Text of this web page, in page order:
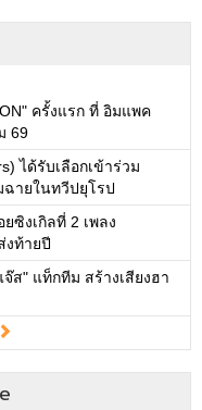
ครั้งแรก ที่ อิมแพค
69
ได้รับเลือกเข้าร่วม
ฉายในทวีปยุโรป
ซิงเกิลที่ 2 เพลง
งท้ายปี
ส" แท็กทีม สร้างเสียงฮา